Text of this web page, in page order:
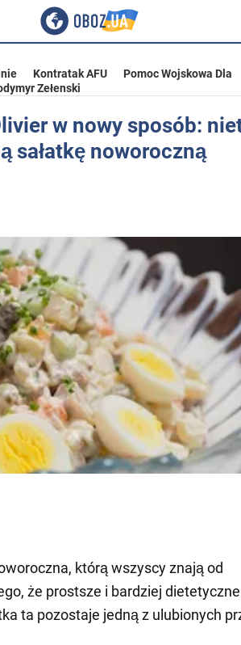
Kontratak AFU
Pomoc Wojskowa Dla
Zełenski
w nowy sposób:
sałatkę noworoczną
którą wszyscy znają od
że prostsze i bardziej
ta pozostaje jedną z ulubionych